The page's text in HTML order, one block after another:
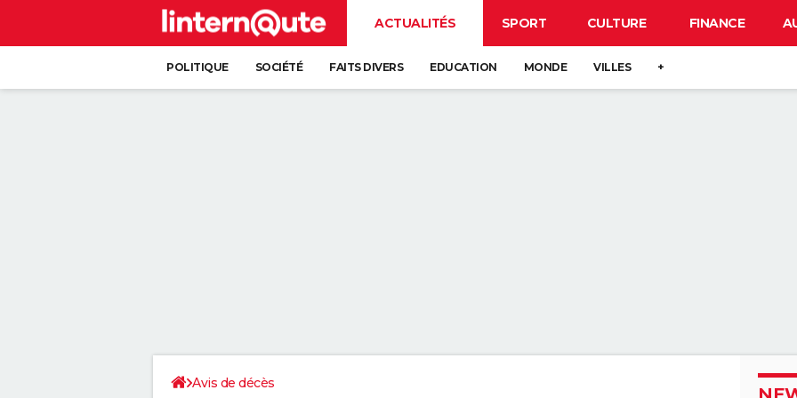
ACTUALITÉS SPORT CULTURE FINANCE
POLITIQUE SOCIÉTÉ FAITS DIVERS EDUCATION MONDE VILLES +
Avis de décès